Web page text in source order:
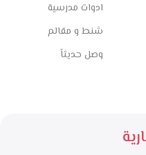
ادوات مدرسية
شنط و مقالم
وصل حديثاً